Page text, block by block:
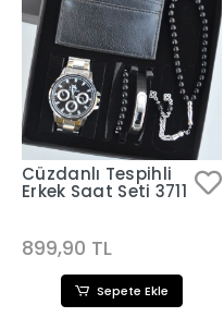
Cüzdanlı Tespihli
Erkek Saat Seti 3711
899,90 TL
Sepete Ekle